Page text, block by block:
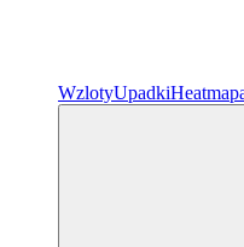
WzlotyUpadki